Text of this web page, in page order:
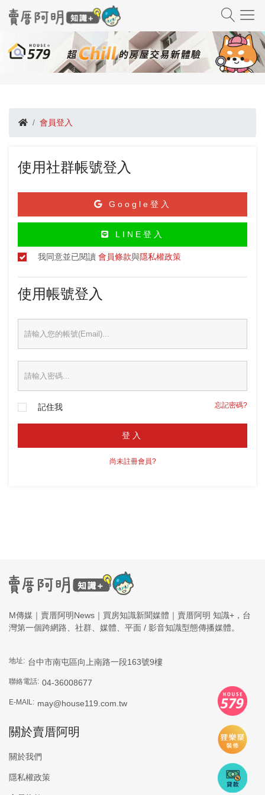
會員登入
使用社群帳號登入
Google登入
LINE登入
我同意並已閱讀 會員條款與隱私權政策
使用帳號登入
記住我 忘記密碼?
登入
尚未註冊會員?
M傳媒｜賣厝阿明News｜買房知識新聞媒體｜賣厝阿明 知識+，台
灣第一個跨網路、社群、媒體、平面 / 影音知識型態傳播媒體。
地址: 台中市南屯區向上南路一段163號9樓
聯絡電話: 04-36008677
E-MAIL: may@house119.com.tw
關於賣厝阿明
關於我們
隱私權政策